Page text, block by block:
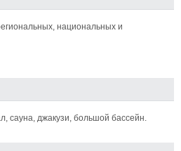
национальных и
сауна, джакузи, большой бассейн.